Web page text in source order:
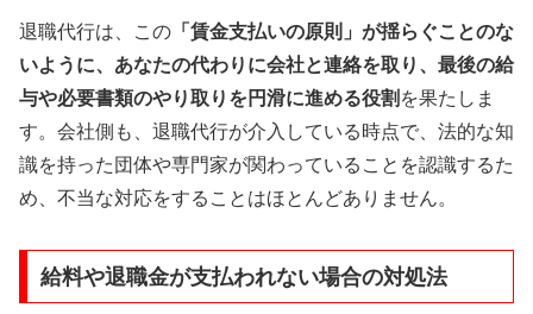
退職代行は、この 「賃金支払いの原則」が揺らぐことのな
いように、あなたの代わりに会社と連絡を取り、最後の給
与や必要書類のやり取りを円滑に進める役割 を果たしま
す。会社側も、退職代行が介入している時点で、法的な知
識を持った団体や専門家が関わっていることを認識するた
め、不当な対応をすることはほとんどありません。
給料や退職金が支払われない場合の対処法